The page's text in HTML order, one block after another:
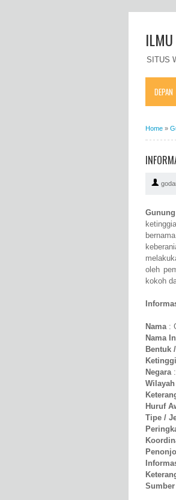
SITUS
DEPAN
Home »
oleh
kokoh
Nama:
Nama
Bentuk
Negara:
Huruf
Tipe /
Sumber